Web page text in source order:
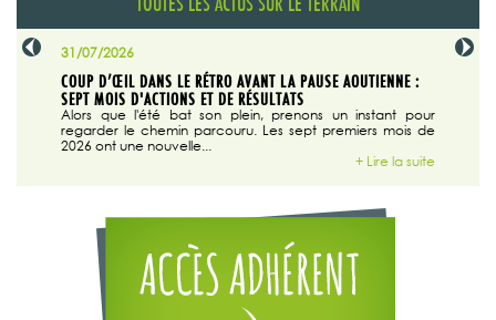
31/07/2026
COUP D’ŒIL DANS LE RÉTRO AVANT LA PAUSE AOUTIENNE :
SEPT MOIS D'ACTIONS ET DE RÉSULTATS
Alors que l'été bat son plein, prenons un instant pour
regarder le chemin parcouru. Les sept premiers mois de
2026 ont une nouvelle...
+ Lire la suite
29/07/